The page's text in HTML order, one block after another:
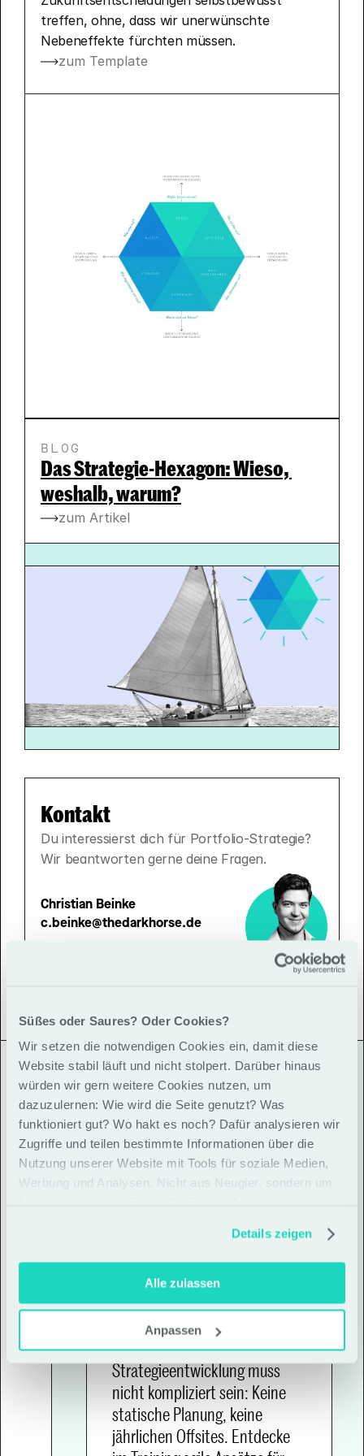
Süßes oder Saures? Oder Cookies?
Wir setzen die notwendigen Cookies ein, damit diese
Website stabil läuft und nicht stolpert. Darüber hinaus
würden wir gern weitere Cookies nutzen, um
dazuzulernen: Wie wird die Seite genutzt? Was
funktioniert gut? Wo hakt es noch? Dafür analysieren wir
Zugriffe und teilen bestimmte Informationen über die
Nutzung unserer Website mit Tools für soziale Medien,
Werbung und Analysen. Nicht aus Neugier, sondern um
Details zeigen
Alle zulassen
Anpassen
treffen, ohne, dass wir unerwünschte
Nebeneffekte fürchten müssen.
zum Template
BLOG
Das Strategie-Hexagon: Wieso,
weshalb, warum?
zum Artikel
Kontakt
Du interessierst dich für Portfolio-Strategie?
Wir beantworten gerne deine Fragen.
Christian Beinke
c.beinke@thedarkhorse.de
Trainings & Workshops
Adaptive
Strategieentwicklun
Strategieentwicklung muss
nicht kompliziert sein: Keine
statische Planung, keine
jährlichen Offsites. Entdecke